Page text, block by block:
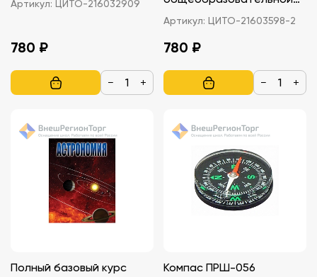
Артикул: ЦИТО-216032909
780 ₽
− +
школы. Часть - 2
Артикул: ЦИТО-21603598-2
780 ₽
− +
Полный базовый курс
Компас ПРШ-056